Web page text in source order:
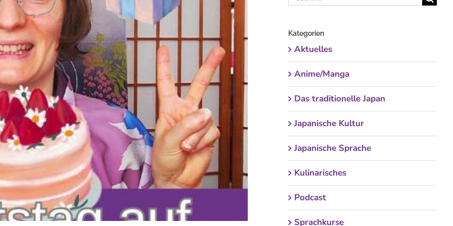
Kategorien
Aktuelles
Anime/Manga
Das traditionelle Japan
Japanische Kultur
Japanische Sprache
Kulinarisches
Podcast
Sprachkurse